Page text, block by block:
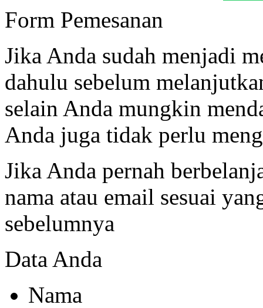
Form Pemesanan
Jika Anda sudah menjadi
dahulu sebelum
selain Anda mungkin
Anda juga tidak perlu
Jika Anda pernah
nama atau email sesuai
sebelumnya
Data Anda
Nama